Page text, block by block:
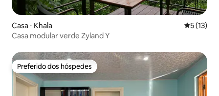
Casa ⋅ Khala 5 de uma
5 (13)
Casa modular verde Zyland Y
Preferido dos hóspedes
Preferido dos hóspedes